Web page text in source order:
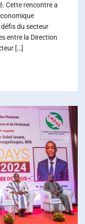
Cette rencontre a
du secteur
entre la Direction
[…]